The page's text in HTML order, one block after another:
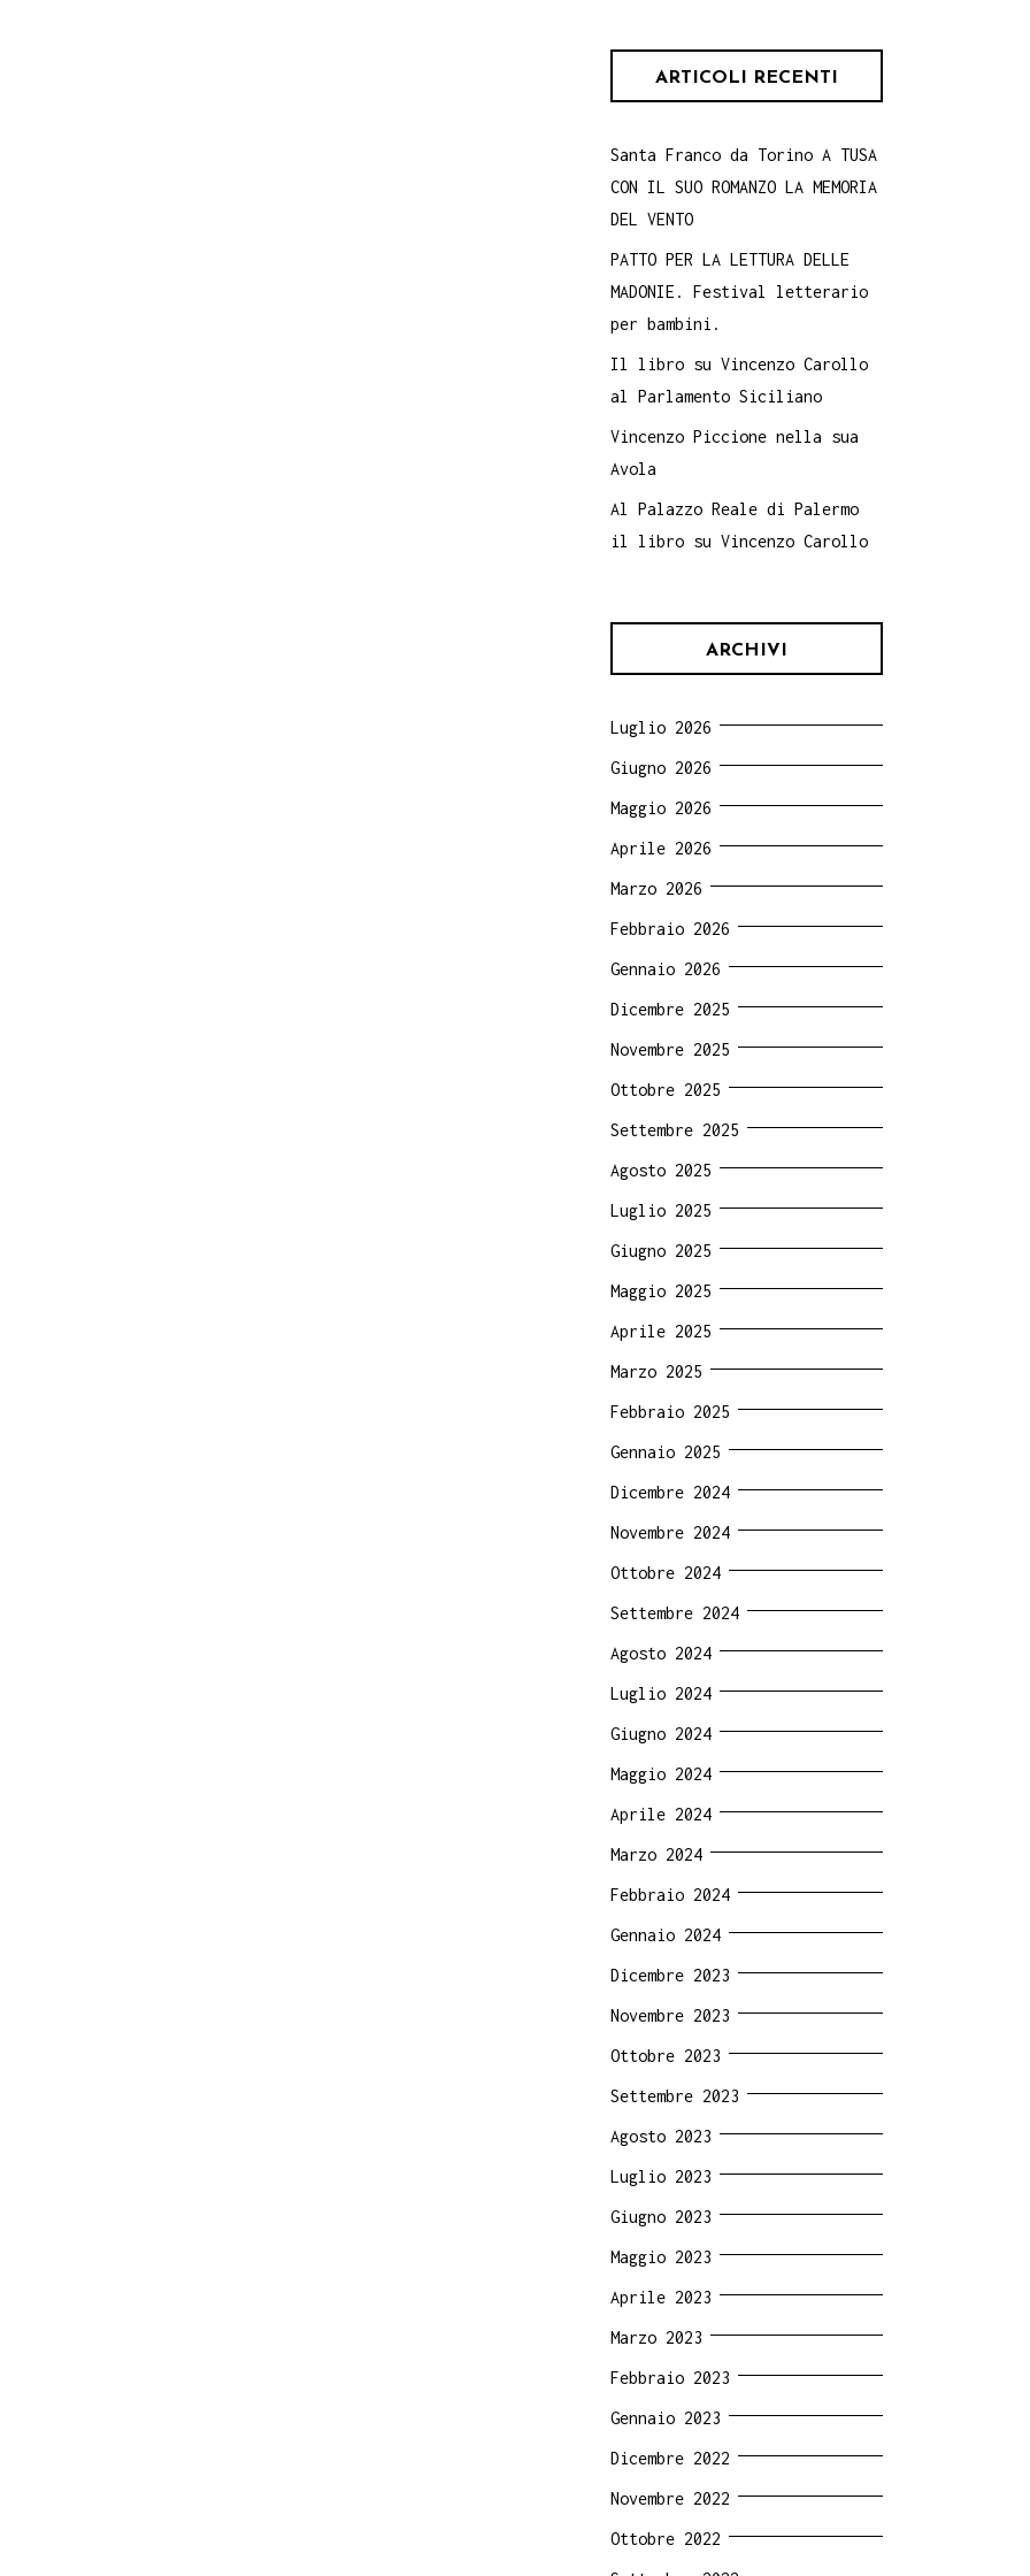
ARTICOLI RECENTI
Santa Franco da Torino A TUSA
CON IL SUO ROMANZO LA MEMORIA
DEL VENTO
PATTO PER LA LETTURA DELLE
MADONIE. Festival letterario
per bambini.
Il libro su Vincenzo Carollo
al Parlamento Siciliano
Vincenzo Piccione nella sua
Avola
Al Palazzo Reale di Palermo
il libro su Vincenzo Carollo
ARCHIVI
Luglio 2026
Giugno 2026
Maggio 2026
Aprile 2026
Marzo 2026
Febbraio 2026
Gennaio 2026
Dicembre 2025
Novembre 2025
Ottobre 2025
Settembre 2025
Agosto 2025
Luglio 2025
Giugno 2025
Maggio 2025
Aprile 2025
Marzo 2025
Febbraio 2025
Gennaio 2025
Dicembre 2024
Novembre 2024
Ottobre 2024
Settembre 2024
Agosto 2024
Luglio 2024
Giugno 2024
Maggio 2024
Aprile 2024
Marzo 2024
Febbraio 2024
Gennaio 2024
Dicembre 2023
Novembre 2023
Ottobre 2023
Settembre 2023
Agosto 2023
Luglio 2023
Giugno 2023
Maggio 2023
Aprile 2023
Marzo 2023
Febbraio 2023
Gennaio 2023
Dicembre 2022
Novembre 2022
Ottobre 2022